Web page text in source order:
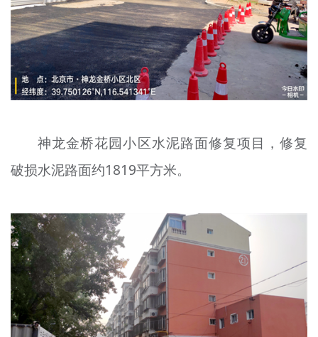
神龙金桥花园小区水泥路面修复项目，修复
破损水泥路面约1819平方米。